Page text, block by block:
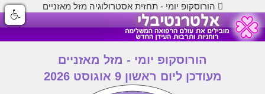
הורוסקופ יומי - תחזית אסטרולוגיה מזל מאזניים
הורוסקופ יומי - מזל מאזניים
מעודכן ליום ראשון 9 אוגוסט 2026